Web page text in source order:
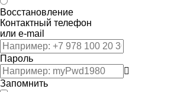
Восстановление
Контактный телефон
или e-mail
Пароль
Запомнить